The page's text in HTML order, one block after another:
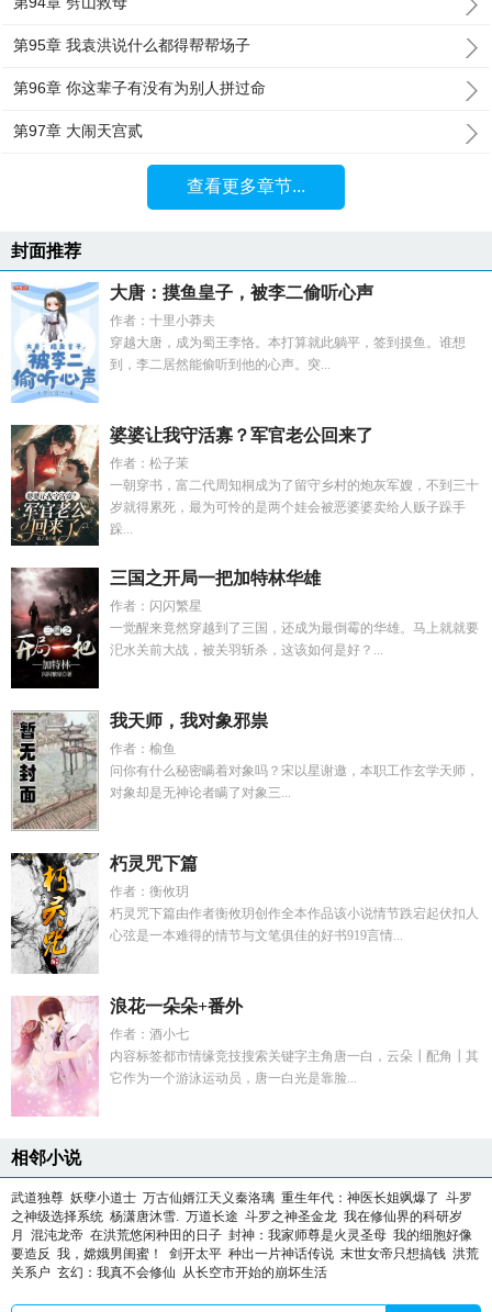
第95章 我袁洪说什么都得帮帮场子
第96章 你这辈子有没有为别人拼过命
第97章 大闹天宫贰
查看更多章节...
封面推荐
大唐：摸鱼皇子，被李二偷听心声
作者：十里小莽夫
穿越大唐，成为蜀王李恪。本打算就此躺平，签到摸鱼。谁想
到，李二居然能偷听到他的心声。突...
婆婆让我守活寡？军官老公回来了
作者：松子茉
一朝穿书，富二代周知桐成为了留守乡村的炮灰军嫂，不到三十
岁就得累死，最为可怜的是两个娃会被恶婆婆卖给人贩子跺手
跺...
三国之开局一把加特林华雄
作者：闪闪繁星
一觉醒来竟然穿越到了三国，还成为最倒霉的华雄。马上就就要
汜水关前大战，被关羽斩杀，这该如何是好？...
我天师，我对象邪祟
作者：榆鱼
问你有什么秘密瞒着对象吗？宋以星谢邀，本职工作玄学天师，
对象却是无神论者瞒了对象三...
朽灵咒下篇
作者：衡攸玥
朽灵咒下篇由作者衡攸玥创作全本作品该小说情节跌宕起伏扣人
心弦是一本难得的情节与文笔俱佳的好书919言情...
浪花一朵朵+番外
作者：酒小七
内容标签都市情缘竞技搜索关键字主角唐一白，云朵┃配角┃其
它作为一个游泳运动员，唐一白光是靠脸...
相邻小说
武道独尊 妖孽小道士 万古仙婿江天义秦洛璃 重生年代：神医长姐飒爆了 斗罗
之神级选择系统 杨潇唐沐雪. 万道长途 斗罗之神圣金龙 我在修仙界的科研岁
月
混沌龙帝 在洪荒悠闲种田的日子 封神：我家师尊是火灵圣母 我的细胞好像
要造反 我，嫦娥男闺蜜！ 剑开太平 种出一片神话传说 末世女帝只想搞钱 洪荒
关系户 玄幻：我真不会修仙 从长空市开始的崩坏生活